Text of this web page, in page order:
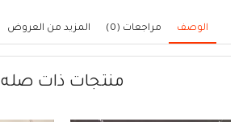
الوصف مراجعات (0) المزيد من العروض
منتجات ذات صله